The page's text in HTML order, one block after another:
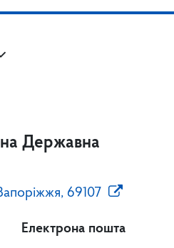
Державна
69107
Електрона пошта